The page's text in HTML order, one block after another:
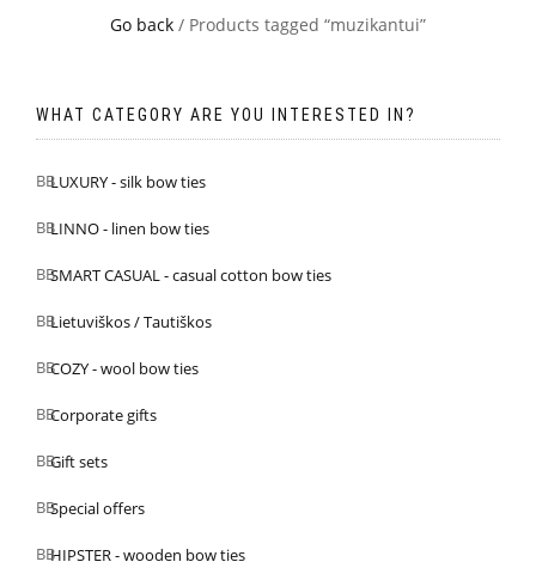
Go back / Products tagged “muzikantui”
WHAT CATEGORY ARE YOU INTERESTED IN?
LUXURY - silk bow ties
LINNO - linen bow ties
SMART CASUAL - casual cotton bow ties
Lietuviškos / Tautiškos
COZY - wool bow ties
Corporate gifts
Gift sets
Special offers
HIPSTER - wooden bow ties